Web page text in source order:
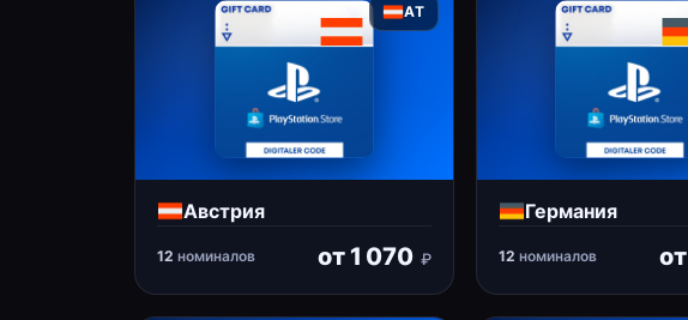
AT
Австрия
12 номиналов от 1 070 ₽
Германия
12 номиналов от